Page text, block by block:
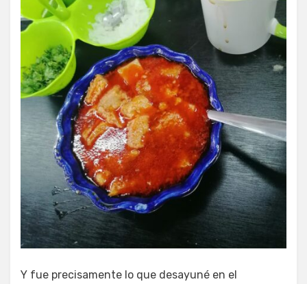
Y fue precisamente lo que desayuné en el